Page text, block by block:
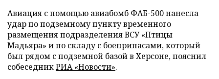
Авиация с помощью авиабомб ФАБ-500 нанесла
удар по подземному пункту временного
размещения подразделения ВСУ «Птицы
Мадьяра» и по складу с боеприпасами, который
был рядом с подземной базой в Херсоне, пояснил
собеседникРИА «Новости».